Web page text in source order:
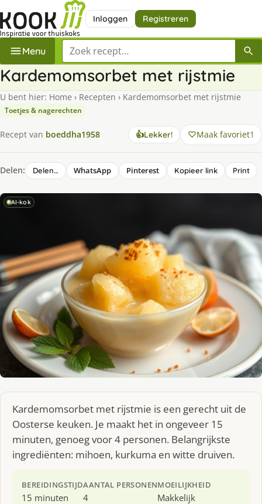
Inloggen Registreren
Menu Zoek een recept
Kar­de­moms­or­bet met rijst­mie
U bent hier: Home › Recepten › Kar­de­moms­or­bet met rijst­mie
Toetjes & nagerechten
Recept van boeddha1958 👍Lekker! Maak favoriet1
Delen: Delen… WhatsApp Pinterest Kopieer link Print
AI-kok
Kar­de­moms­or­bet met rijst­mie is een gerecht uit de
Oosterse keuken. Je maakt het in ongeveer 15
minuten, genoeg voor 4 personen. Belangrijkste
ingrediënten: mihoen, kurkuma en witte druiven.
BEREIDINGSTIJD
15 minuten
AANTAL PERSONEN
4
MOEILIJKHEID
Makkelijk